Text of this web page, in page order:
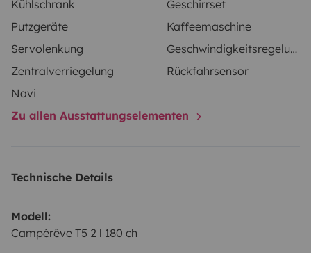
Kühlschrank
Geschirrset
Putzgeräte
Kaffeemaschine
Servolenkung
Geschwindigkeitsregelung
Zentralverriegelung
Rückfahrsensor
Navi
Zu allen Ausstattungselementen
Technische Details
Modell:
Campérêve T5 2 l 180 ch